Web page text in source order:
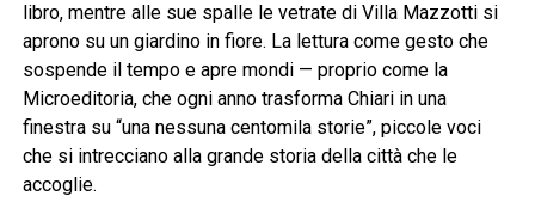
libro, mentre alle sue spalle le vetrate di Villa Mazzotti si
aprono su un giardino in fiore. La lettura come gesto che
sospende il tempo e apre mondi — proprio come la
Microeditoria, che ogni anno trasforma Chiari in una
finestra su “una nessuna centomila storie”, piccole voci
che si intrecciano alla grande storia della città che le
accoglie.